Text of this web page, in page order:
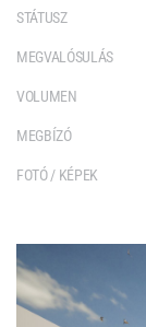
STÁTUSZ
MEGVALÓSULÁS
VOLUMEN
MEGBÍZÓ
FOTÓ / KÉPEK